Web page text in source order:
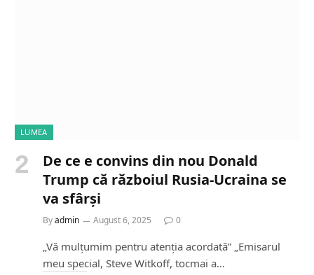
LUMEA
De ce e convins din nou Donald
Trump că războiul Rusia-Ucraina se
va sfârși
Byadmin August 6, 2025 0
„Vă mulțumim pentru atenția acordată” „Emisarul
meu special, Steve Witkoff, tocmai a…